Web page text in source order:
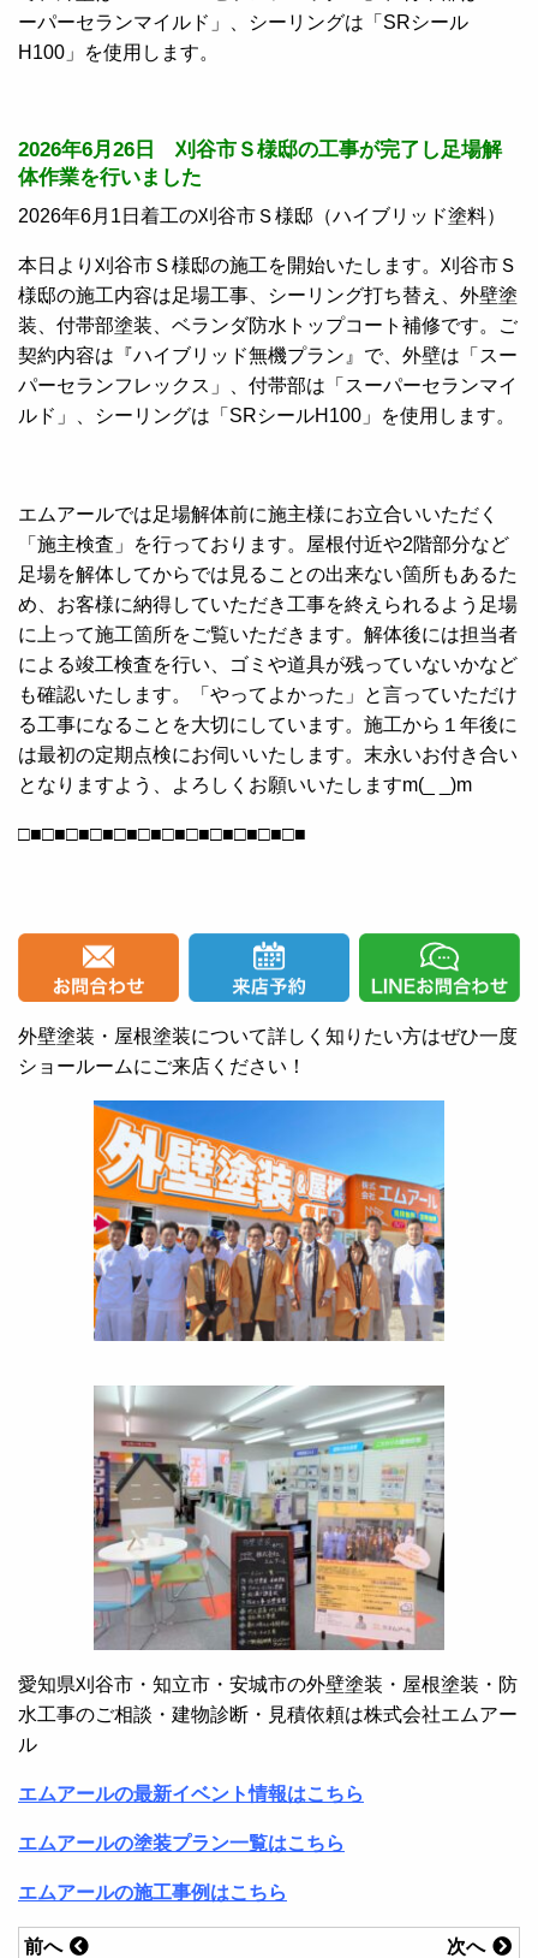
ーパーセランマイルド」、シーリングは「SRシール
H100」を使用します。
2026年6月26日 刈谷市Ｓ様邸の工事が完了し足場解
体作業を行いました
2026年6月1日着工の刈谷市Ｓ様邸（ハイブリッド塗料）
本日より刈谷市Ｓ様邸の施工を開始いたします。刈谷市Ｓ
様邸の施工内容は足場工事、シーリング打ち替え、外壁塗
装、付帯部塗装、ベランダ防水トップコート補修です。ご
契約内容は『ハイブリッド無機プラン』で、外壁は「スー
パーセランフレックス」、付帯部は「スーパーセランマイ
ルド」、シーリングは「SRシールH100」を使用します。
エムアールでは足場解体前に施主様にお立合いいただく
「施主検査」を行っております。屋根付近や2階部分など
足場を解体してからでは見ることの出来ない箇所もあるた
め、お客様に納得していただき工事を終えられるよう足場
に上って施工箇所をご覧いただきます。解体後には担当者
による竣工検査を行い、ゴミや道具が残っていないかなど
も確認いたします。「やってよかった」と言っていただけ
る工事になることを大切にしています。施工から１年後に
は最初の定期点検にお伺いいたします。末永いお付き合い
となりますよう、よろしくお願いいたしますm(_ _)m
□■□■□■□■□■□■□■□■□■□■□■□■
外壁塗装・屋根塗装について詳しく知りたい方はぜひ一度
ショールームにご来店ください！
愛知県刈谷市・知立市・安城市の外壁塗装・屋根塗装・防
水工事のご相談・建物診断・見積依頼は株式会社エムアー
ル
エムアールの最新イベント情報はこちら
エムアールの塗装プラン一覧はこちら
エムアールの施工事例はこちら
次へ
前へ